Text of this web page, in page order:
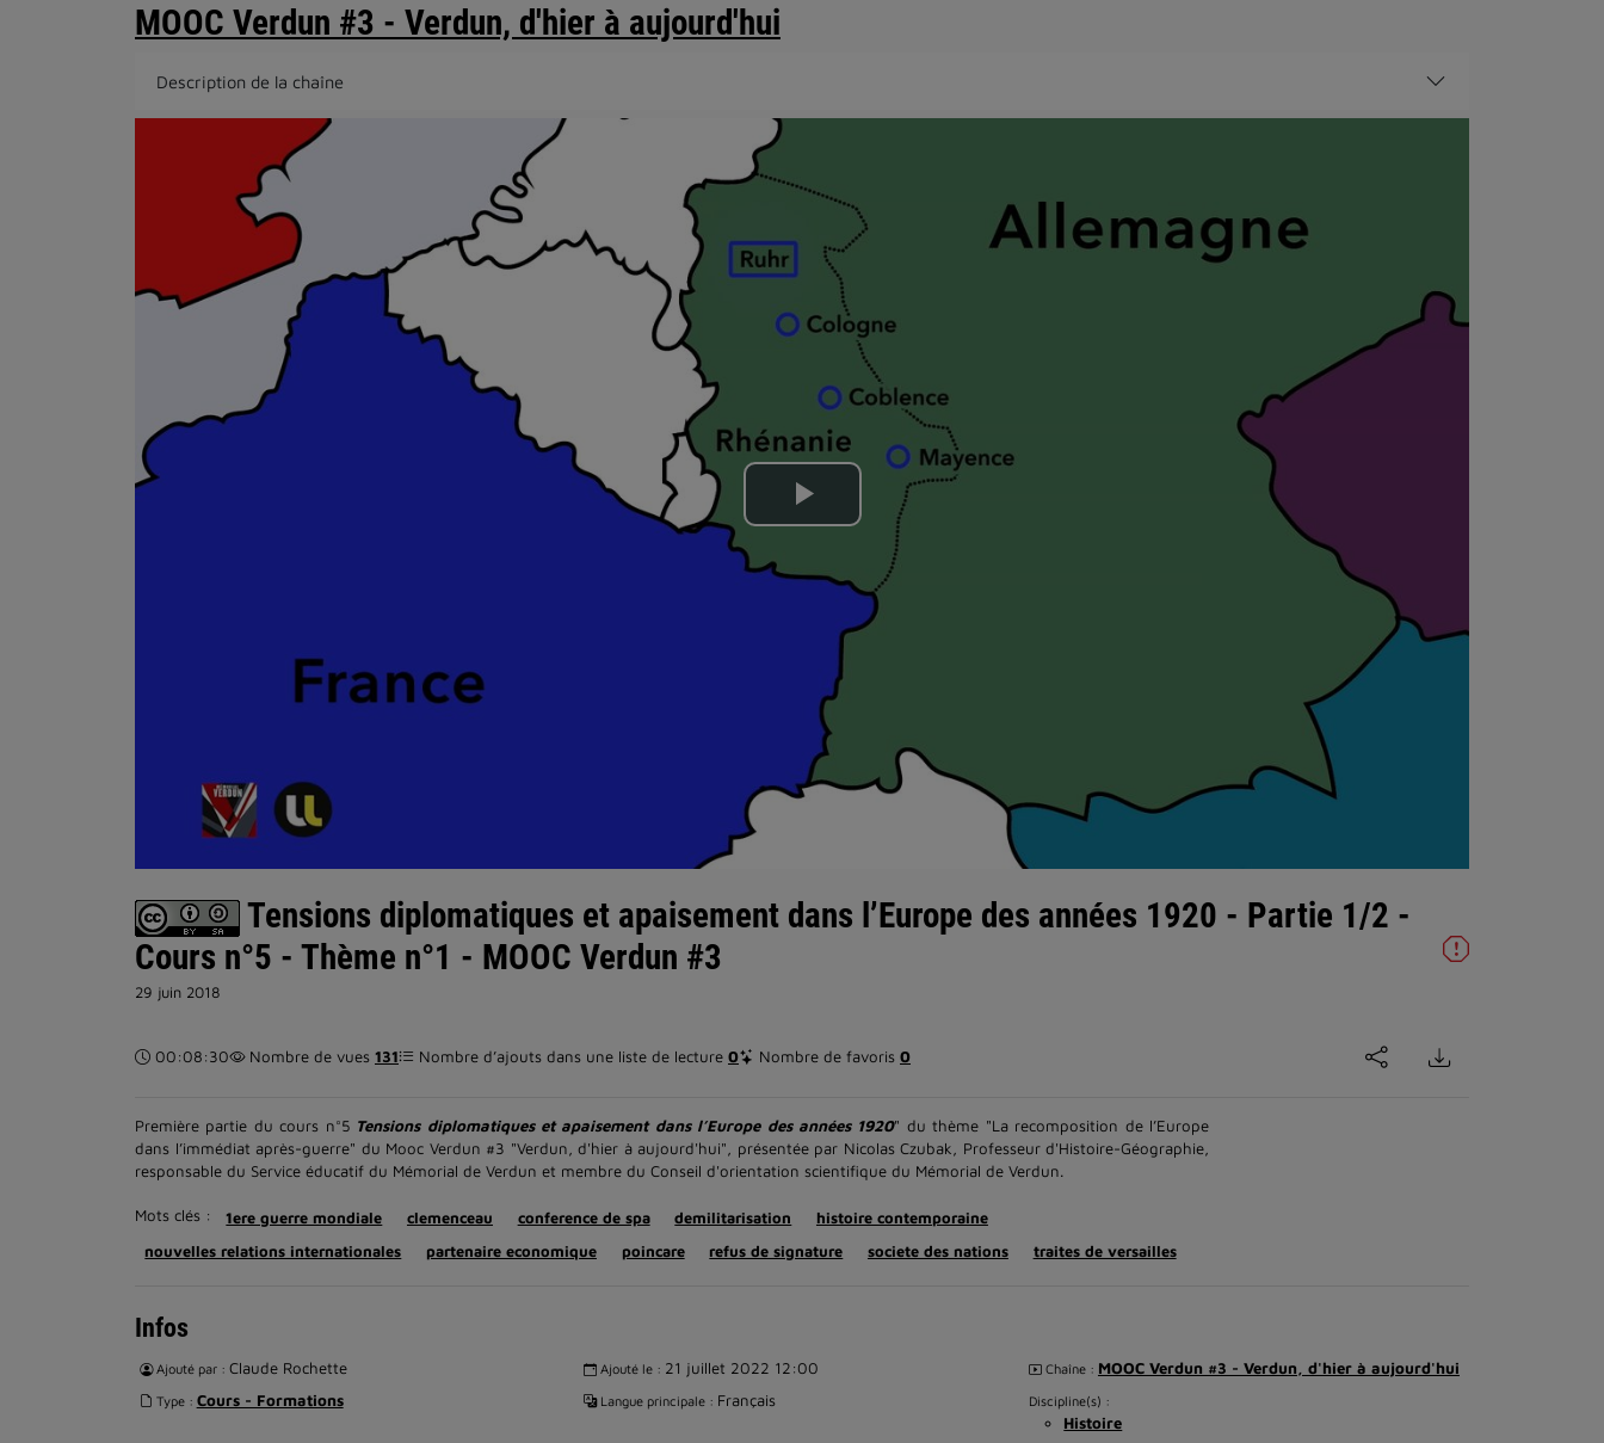
MOOC Verdun #3 - Verdun, d'hier à aujourd'hui
Description de la chaîne
Lire
la
vidéo
Tensions diplomatiques et apaisement dans l’Europe des années 1920 - Partie 1/2 -
Cours n°5 - Thème n°1 - MOOC Verdun #3
29 juin 2018
Durée :
00:08:30 Nombre de vues 131 Nombre d’ajouts dans une liste de lecture 0 Nombre de favoris 0
Première partie du cours n°5 Tensions diplomatiques et apaisement dans l’Europe des années 1920" du thème "La recomposition de l’Europe
dans l’immédiat après-guerre" du Mooc Verdun #3 "Verdun, d'hier à aujourd'hui", présentée par Nicolas Czubak, Professeur d'Histoire-Géographie,
responsable du Service éducatif du Mémorial de Verdun et membre du Conseil d'orientation scientifique du Mémorial de Verdun.
Mots clés : 1ere guerre mondiale clemenceau conference de spa demilitarisation
histoire contemporaine
nouvelles relations internationales
partenaire economique poincare refus de signature societe des nations traites de versailles
Infos
Ajouté par : Claude Rochette Ajouté le : 21 juillet 2022 12:00 Chaîne : MOOC Verdun #3 - Verdun, d'hier à aujourd'hui
Type : Cours - Formations Langue principale : Français Discipline(s) :
Histoire